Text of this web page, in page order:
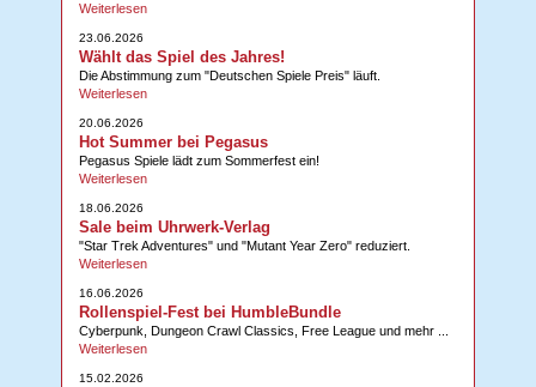
Weiterlesen
23.06.2026
Wählt das Spiel des Jahres!
Die Abstimmung zum "Deutschen Spiele Preis" läuft.
Weiterlesen
20.06.2026
Hot Summer bei Pegasus
Pegasus Spiele lädt zum Sommerfest ein!
Weiterlesen
18.06.2026
Sale beim Uhrwerk-Verlag
"Star Trek Adventures" und "Mutant Year Zero" reduziert.
Weiterlesen
16.06.2026
Rollenspiel-Fest bei HumbleBundle
Cyberpunk, Dungeon Crawl Classics, Free League und mehr ...
Weiterlesen
15.02.2026